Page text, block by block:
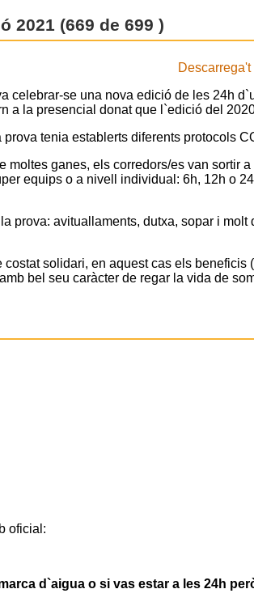
2021 (669 de 699 )
celebrar-se una nova edició de les 24h
a la presencial donat que l`edició del
tenia establerts diferents protocols
moltes ganes, els corredors/es van sortir
equips o a nivell individual: 6h, 12h o
prova: avituallaments, dutxa, sopar i molt
solidari, en aquest cas els beneficis
bel seu caràcter de regar la vida de
oficial:
d`aigua o si vas estar a les 24h